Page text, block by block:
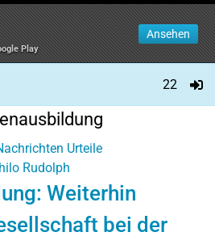
Play
Ansehen
22
Urteile
Rudolph
Weiterhin
bei der